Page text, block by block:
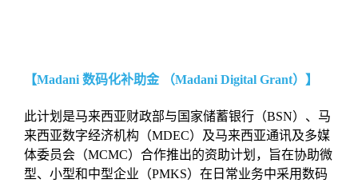
【Madani 数码化补助金 （Madani Digital Grant）】
此计划是马来西亚财政部与国家储蓄银行（BSN）、马
来西亚数字经济机构（MDEC）及马来西亚通讯及多媒
体委员会（MCMC）合作推出的资助计划，旨在协助微
型、小型和中型企业（PMKS）在日常业务中采用数码